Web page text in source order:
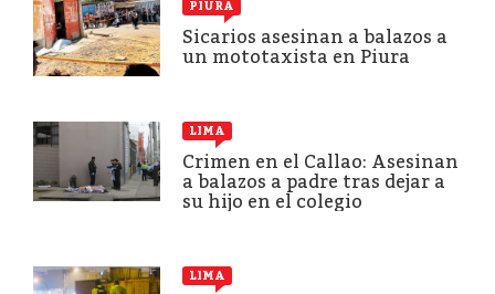
PIURA
Sicarios asesinan a balazos a
un mototaxista en Piura
LIMA
Crimen en el Callao: Asesinan
a balazos a padre tras dejar a
su hijo en el colegio
LIMA